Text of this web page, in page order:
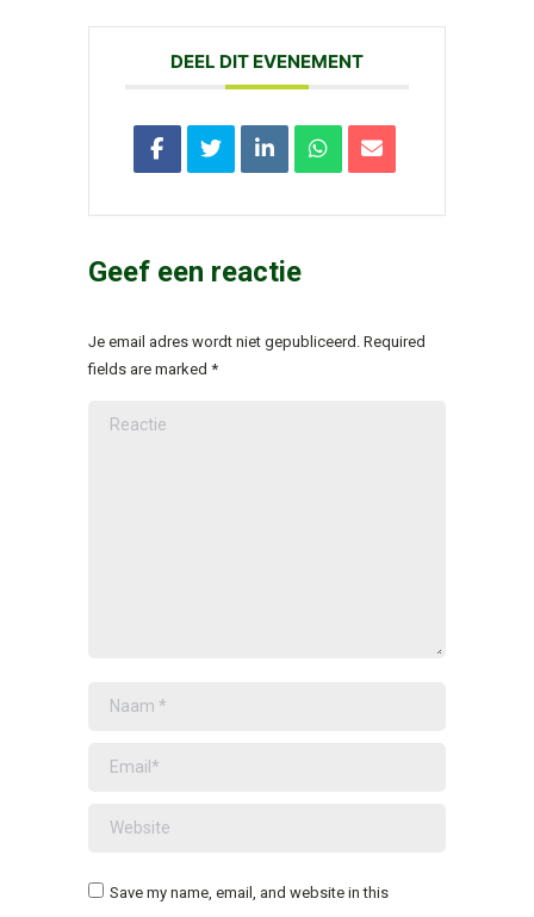
DEEL DIT EVENEMENT
Geef een reactie
Je email adres wordt niet gepubliceerd. Required
fields are marked *
Reactie
Naam *
Email *
Website
Save my name, email, and website in this